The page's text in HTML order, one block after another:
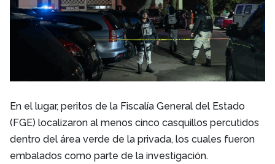
En el lugar, peritos de la Fiscalía General del Estado
(FGE) localizaron al menos cinco casquillos percutidos
dentro del área verde de la privada, los cuales fueron
embalados como parte de la investigación.